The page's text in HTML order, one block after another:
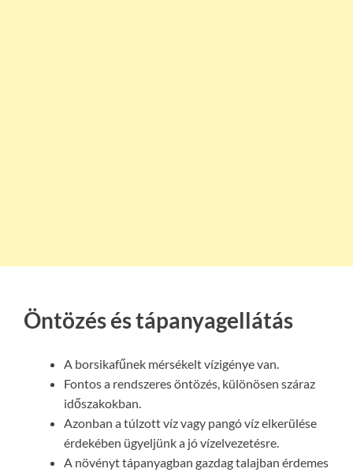
Öntözés és tápanyagellátás
A borsikafűnek mérsékelt vízigénye van.
Fontos a rendszeres öntözés, különösen száraz
időszakokban.
Azonban a túlzott víz vagy pangó víz elkerülése
érdekében ügyeljünk a jó vízelvezetésre.
A növényt tápanyagban gazdag talajban érdemes